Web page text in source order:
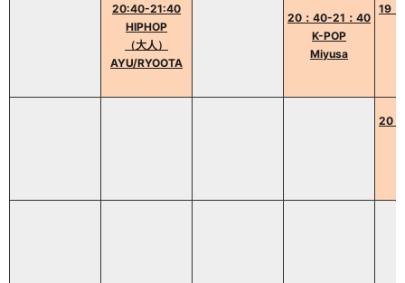
20:40-21:40
HIPHOP
（大人）
AYU/RYOOTA
20：40-21：40
K-POP
Miyusa
19
20